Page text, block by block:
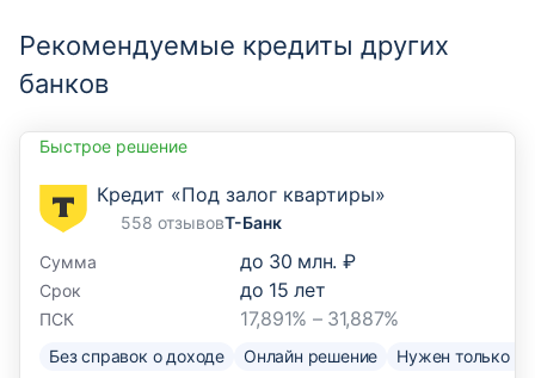
Рекомендуемые кредиты других
банков
Быстрое решение
Кредит «Под залог квартиры»
558 отзывовТ-Банк
Сумма
до 30 млн. ₽
Срок до 15 лет
ПСК 17,891% – 31,887%
Без справок о доходе Онлайн решение Нужен только